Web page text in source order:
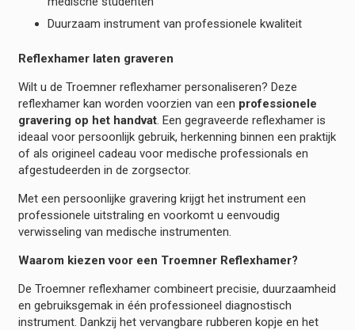
Duurzaam instrument van professionele kwaliteit
Reflexhamer laten graveren
Wilt u de Troemner reflexhamer personaliseren? Deze
reflexhamer kan worden voorzien van een professionele
gravering op het handvat. Een gegraveerde reflexhamer is
ideaal voor persoonlijk gebruik, herkenning binnen een praktijk
of als origineel cadeau voor medische professionals en
afgestudeerden in de zorgsector.
Met een persoonlijke gravering krijgt het instrument een
professionele uitstraling en voorkomt u eenvoudig
verwisseling van medische instrumenten.
Waarom kiezen voor een Troemner Reflexhamer?
De Troemner reflexhamer combineert precisie, duurzaamheid
en gebruiksgemak in één professioneel diagnostisch
instrument. Dankzij het vervangbare rubberen kopje en het